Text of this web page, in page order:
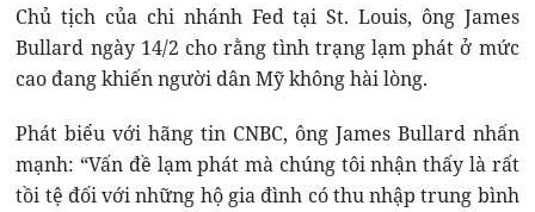
Chủ tịch của chi nhánh Fed tại St. Louis, ông James
Bullard ngày 14/2 cho rằng tình trạng lạm phát ở mức
cao đang khiến người dân Mỹ không hài lòng.
Phát biểu với hãng tin CNBC, ông James Bullard nhấn
mạnh: “Vấn đề lạm phát mà chúng tôi nhận thấy là rất
tồi tệ đối với những hộ gia đình có thu nhập trung bình